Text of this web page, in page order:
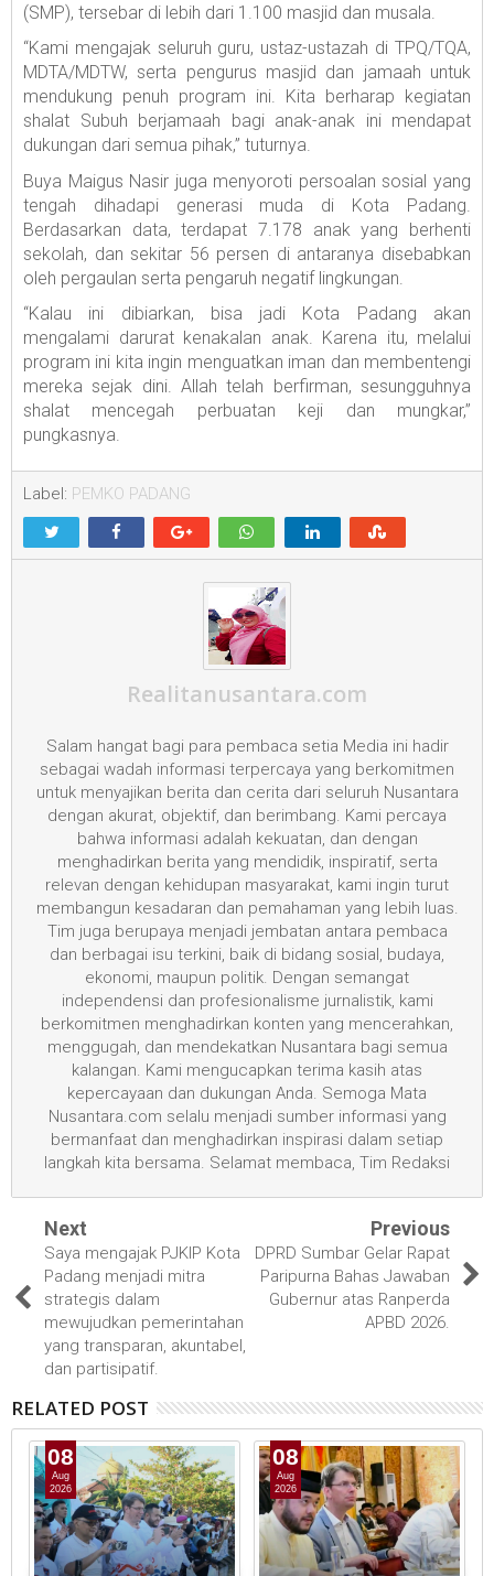
(SMP), tersebar di lebih dari 1.100 masjid dan musala.
“Kami mengajak seluruh guru, ustaz-ustazah di TPQ/TQA,
MDTA/MDTW, serta pengurus masjid dan jamaah untuk
mendukung penuh program ini. Kita berharap kegiatan
shalat Subuh berjamaah bagi anak-anak ini mendapat
dukungan dari semua pihak,” tuturnya.
Buya Maigus Nasir juga menyoroti persoalan sosial yang
tengah dihadapi generasi muda di Kota Padang.
Berdasarkan data, terdapat 7.178 anak yang berhenti
sekolah, dan sekitar 56 persen di antaranya disebabkan
oleh pergaulan serta pengaruh negatif lingkungan.
“Kalau ini dibiarkan, bisa jadi Kota Padang akan
mengalami darurat kenakalan anak. Karena itu, melalui
program ini kita ingin menguatkan iman dan membentengi
mereka sejak dini. Allah telah berfirman, sesungguhnya
shalat mencegah perbuatan keji dan mungkar,”
pungkasnya.
Label: PEMKO PADANG
Realitanusantara.com
Salam hangat bagi para pembaca setia Media ini hadir
sebagai wadah informasi terpercaya yang berkomitmen
untuk menyajikan berita dan cerita dari seluruh Nusantara
dengan akurat, objektif, dan berimbang. Kami percaya
bahwa informasi adalah kekuatan, dan dengan
menghadirkan berita yang mendidik, inspiratif, serta
relevan dengan kehidupan masyarakat, kami ingin turut
membangun kesadaran dan pemahaman yang lebih luas.
Tim juga berupaya menjadi jembatan antara pembaca
dan berbagai isu terkini, baik di bidang sosial, budaya,
ekonomi, maupun politik. Dengan semangat
independensi dan profesionalisme jurnalistik, kami
berkomitmen menghadirkan konten yang mencerahkan,
menggugah, dan mendekatkan Nusantara bagi semua
kalangan. Kami mengucapkan terima kasih atas
kepercayaan dan dukungan Anda. Semoga Mata
Nusantara.com selalu menjadi sumber informasi yang
bermanfaat dan menghadirkan inspirasi dalam setiap
langkah kita bersama. Selamat membaca, Tim Redaksi
Next
Saya mengajak PJKIP Kota
Padang menjadi mitra
strategis dalam
mewujudkan pemerintahan
yang transparan, akuntabel,
dan partisipatif.
Previous
DPRD Sumbar Gelar Rapat
Paripurna Bahas Jawaban
Gubernur atas Ranperda
APBD 2026.
RELATED POST
08
Aug
2026
08
Aug
2026